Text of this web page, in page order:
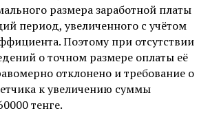
размера заработной платы
период, увеличенного с учётом
Поэтому при отсутствии
о точном размере оплаты её
отклонено и требование о
к увеличению суммы
тенге.